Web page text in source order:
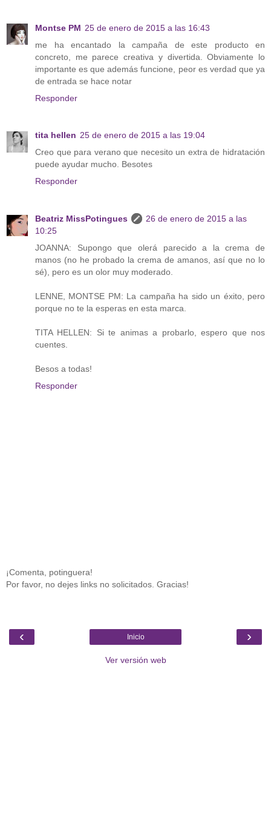
Montse PM 25 de enero de 2015 a las 16:43
me ha encantado la campaña de este producto en
concreto, me parece creativa y divertida. Obviamente lo
importante es que además funcione, peor es verdad que ya
de entrada se hace notar
Responder
tita hellen 25 de enero de 2015 a las 19:04
Creo que para verano que necesito un extra de hidratación
puede ayudar mucho. Besotes
Responder
Beatriz MissPotingues
26 de enero de 2015 a las
10:25
JOANNA: Supongo que olerá parecido a la crema de
manos (no he probado la crema de amanos, así que no lo
sé), pero es un olor muy moderado.
LENNE, MONTSE PM: La campaña ha sido un éxito, pero
porque no te la esperas en esta marca.
TITA HELLEN: Si te animas a probarlo, espero que nos
cuentes.
Besos a todas!
Responder
¡Comenta, potinguera!
Por favor, no dejes links no solicitados. Gracias!
‹ ›
Inicio
Ver versión web